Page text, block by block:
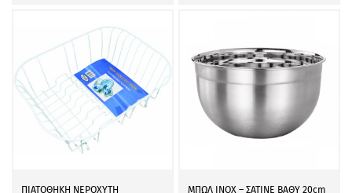
ΠΙΑΤΟΘΗΚΗ ΝΕΡΟΧΥΤΗ
ΜΠΩΛ ΙΝΟΧ – ΣΑΤΙΝΕ ΒΑΘΥ 20cm